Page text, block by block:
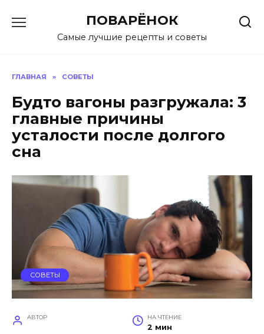
содержанию
ПОВАРЁНОК
Самые лучшие рецепты и советы
ГЛАВНАЯ » СОВЕТЫ
Будто вагоны разгружала: 3
главные причины
усталости после долгого
сна
СОВЕТЫ
АВТОР НА ЧТЕНИЕ
2 мин